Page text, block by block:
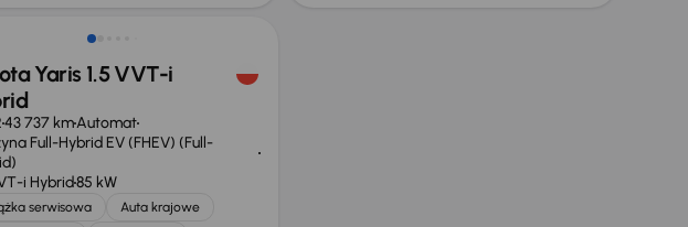
Yaris 1.5 VVT-i
43 737 kmAutomat
Full-Hybrid EV (FHEV) (Full-
i Hybrid85 kW
serwisowa
Auta krajowe